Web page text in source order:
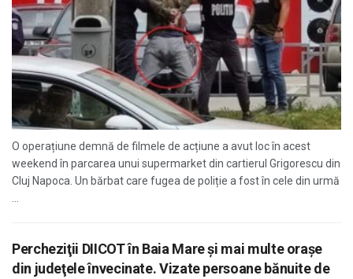
O operațiune demnă de filmele de acțiune a avut loc în acest
weekend în parcarea unui supermarket din cartierul Grigorescu din
Cluj Napoca. Un bărbat care fugea de poliție a fost în cele din urmă
Percheziţii DIICOT în Baia Mare şi mai multe oraşe
din judeţele învecinate. Vizate persoane bănuite de